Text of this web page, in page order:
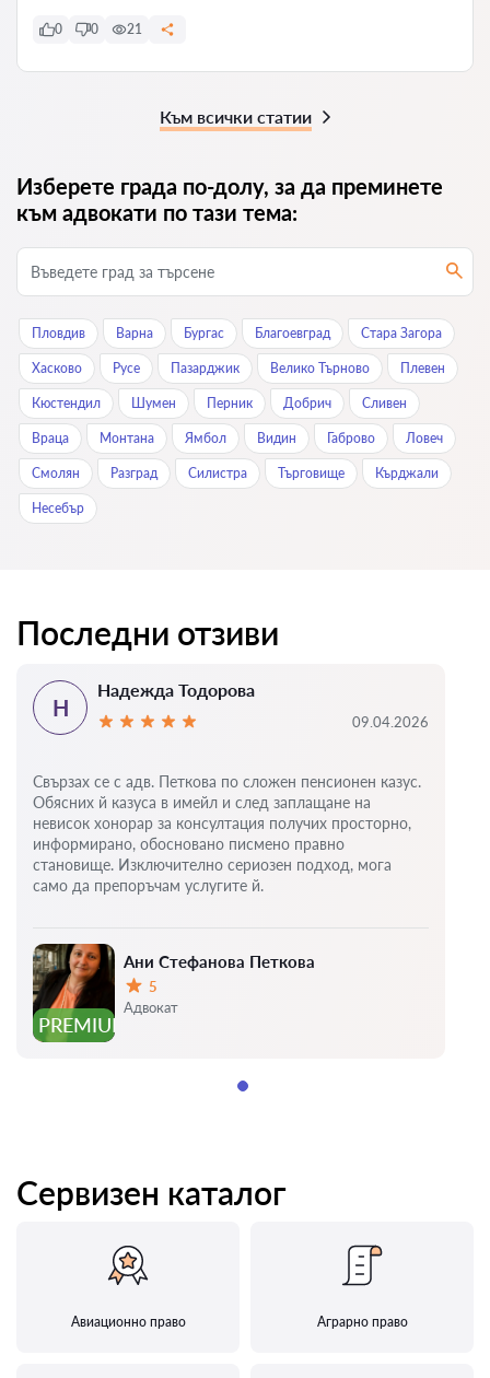
0 0 21
Към всички статии
Изберете града по-долу, за да преминете
към адвокати по тази тема:
Пловдив Варна Бургас Благоевград Стара Загора
Хасково Русе Пазарджик Велико Търново Плевен
Кюстендил Шумен Перник Добрич Сливен
Враца Монтана Ямбол Видин Габрово Ловеч
Смолян Разград Силистра Търговище Кърджали
Нeсeбър
Последни отзиви
PREMIUM
Ани Стефанова Петкова
Оценка:
5
Адвокат
Н
Надежда Тодорова
09.04.2026
Свързах се с адв. Петкова по сложен пенсионен казус.
Обясних й казуса в имейл и след заплащане на
невисок хонорар за консултация получих просторно,
информирано, обосновано писмено правно
становище. Изключително сериозен подход, мога
само да препоръчам услугите й.
Сервизен каталог
Авиационно право Аграрно право